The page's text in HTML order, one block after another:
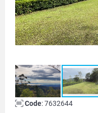
Code: 7632644